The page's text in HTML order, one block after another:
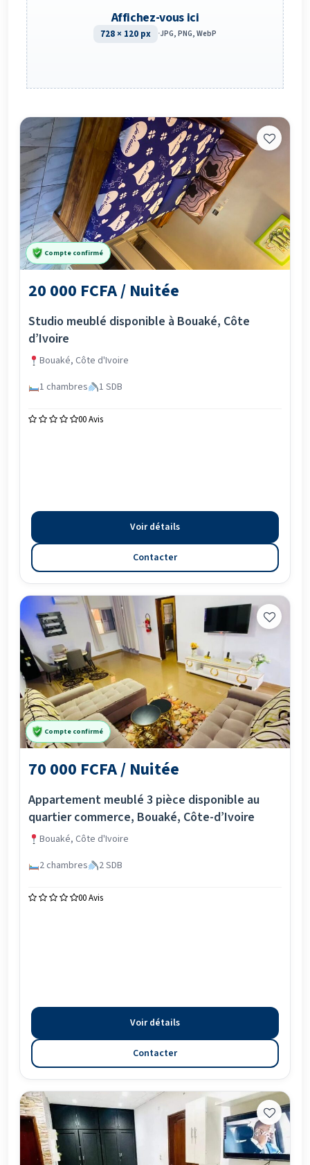
Affichez-vous ici
728 × 120 px ·JPG, PNG, WebP
Compte confirmé
20 000 FCFA / Nuitée
Studio meublé disponible à Bouaké, Côte
d’Ivoire
Bouaké, Côte d'Ivoire
1 chambres
1 SDB
00 Avis
Voir détails
Contacter
Compte confirmé
70 000 FCFA / Nuitée
Appartement meublé 3 pièce disponible au
quartier commerce, Bouaké, Côte-d’Ivoire
Bouaké, Côte d'Ivoire
2 chambres
2 SDB
00 Avis
Voir détails
Contacter